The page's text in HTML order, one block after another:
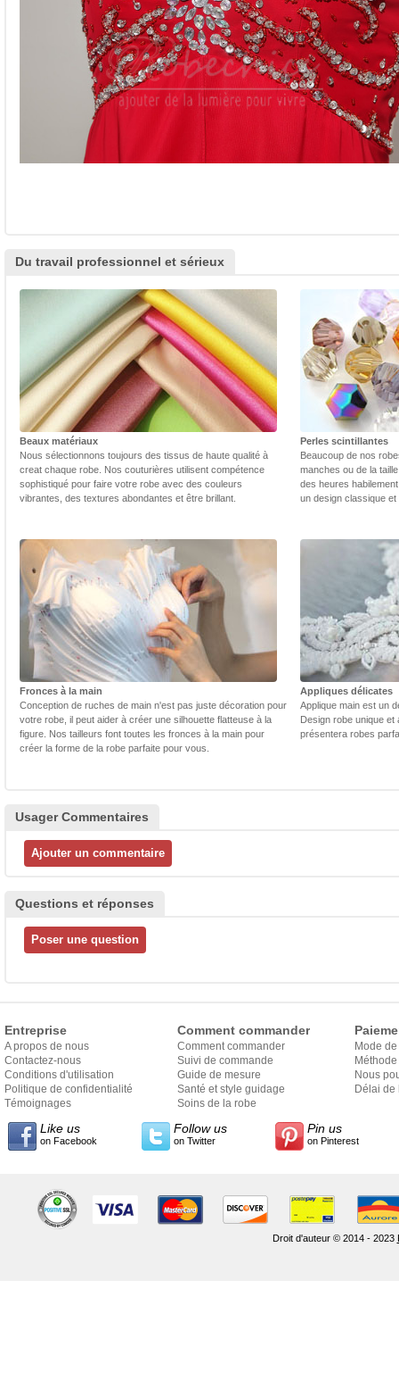
Du travail professionnel et sérieux
Beaux matériaux
Nous sélectionnons toujours des tissus de haute qualité à
creat chaque robe. Nos couturières utilisent compétence
sophistiqué pour faire votre robe avec des couleurs
vibrantes, des textures abondantes et être brillant.
Perles scintillantes
Beaucoup de nos
manches ou de la
des heures
un design classique
Fronces à la main
Conception de ruches de main n'est pas juste décoration pour
votre robe, il peut aider à créer une silhouette flatteuse à la
figure. Nos tailleurs font toutes les fronces à la main pour
créer la forme de la robe parfaite pour vous.
Appliques délicates
Applique main est un
Design robe unique et
présentera robes
Usager Commentaires
Questions et réponses
Entreprise
A propos de nous
Contactez-nous
Conditions d'utilisation
Politique de confidentialité
Témoignages
Comment commander
Comment commander
Suivi de commande
Guide de mesure
Santé et style guidage
Soins de la robe
Mode
Nous
Délai de
Like us
on Facebook
Follow us
on Twitter
Pin us
on Pinterest
Droit d'auteur © 2014 - 2023